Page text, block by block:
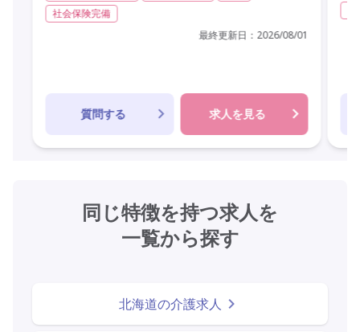
社会保険完備
最終更新日： 2026/08/01
質問する 求人を見る
同じ特徴を持つ求人を
一覧から探す
北海道の介護求人